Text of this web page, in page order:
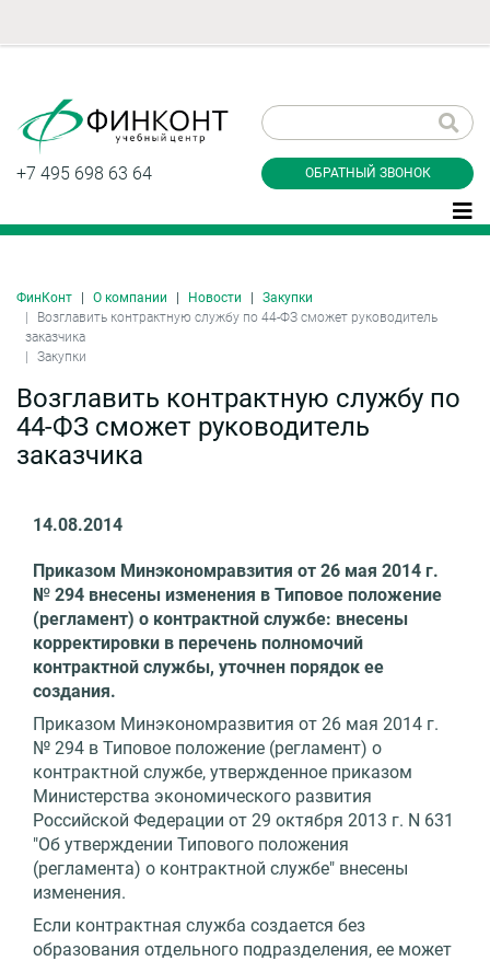
+7 495 698 63 64 ОБРАТНЫЙ ЗВОНОК
ФинКонт О компании Новости
Закупки
Возглавить контрактную службу по 44-ФЗ сможет руководитель
заказчика
Закупки
Возглавить контрактную службу по
44-ФЗ сможет руководитель
заказчика
14.08.2014
Приказом Минэкономравзития от 26 мая 2014 г.
№ 294 внесены изменения в Типовое положение
(регламент) о контрактной службе: внесены
корректировки в перечень полномочий
контрактной службы, уточнен порядок ее
создания.
Приказом Минэкономразвития от 26 мая 2014 г.
№ 294 в Типовое положение (регламент) о
контрактной службе, утвержденное приказом
Министерства экономического развития
Российской Федерации от 29 октября 2013 г. N 631
"Об утверждении Типового положения
(регламента) о контрактной службе" внесены
изменения.
Если контрактная служба создается без
образования отдельного подразделения, ее может
звонок
Даю согласие на обработку персональных
данные и соглашаюсь с политикой
Заказать